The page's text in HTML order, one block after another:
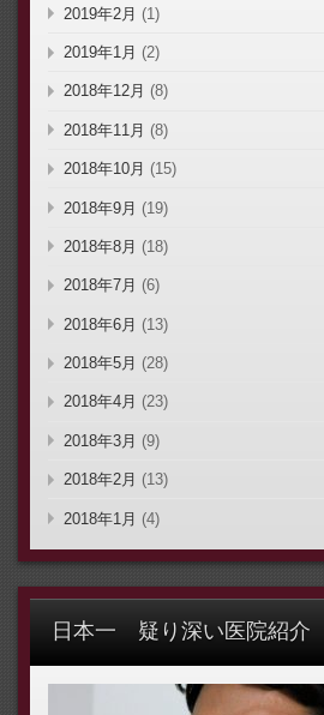
2019年2月 (1)
2019年1月 (2)
2018年12月 (8)
2018年11月 (8)
2018年10月 (15)
2018年9月 (19)
2018年8月 (18)
2018年7月 (6)
2018年6月 (13)
2018年5月 (28)
2018年4月 (23)
2018年3月 (9)
2018年2月 (13)
2018年1月 (4)
日本一 疑り深い医院紹介